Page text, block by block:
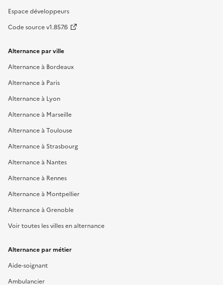
Espace développeurs
Code source v1.857.6
Alternance par ville
Alternance à Bordeaux
Alternance à Paris
Alternance à Lyon
Alternance à Marseille
Alternance à Toulouse
Alternance à Strasbourg
Alternance à Nantes
Alternance à Rennes
Alternance à Montpellier
Alternance à Grenoble
Voir toutes les villes en alternance
Alternance par métier
Aide-soignant
Ambulancier